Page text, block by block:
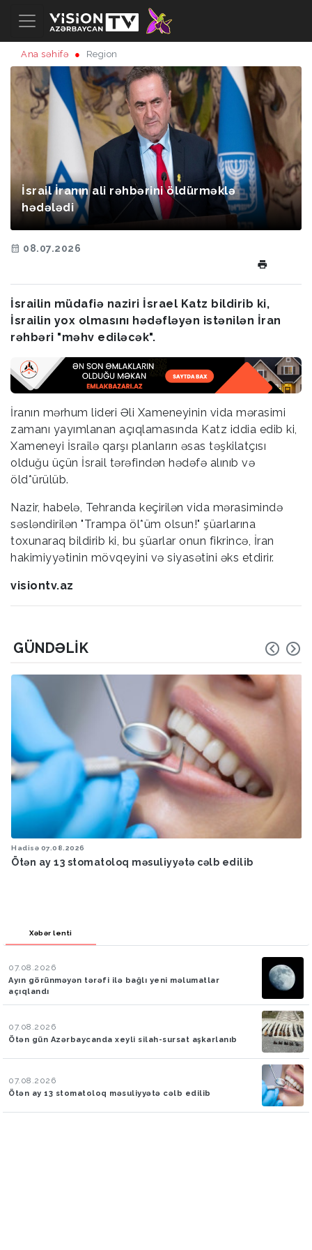
Ana səhifə Region
İsrail İranın ali rəhbərini öldürməklə
hədələdi
08.07.2026
İsrailin müdafiə naziri İsrael Katz bildirib ki,
İsrailin yox olmasını hədəfləyən istənilən İran
rəhbəri "məhv ediləcək".
İranın mərhum lideri Əli Xameneyinin vida mərasimi
zamanı yayımlanan açıqlamasında Katz iddia edib ki,
Xameneyi İsrailə qarşı planların əsas təşkilatçısı
olduğu üçün İsrail tərəfindən hədəfə alınıb və
öld*ürülüb.
Nazir, habelə, Tehranda keçirilən vida mərasimində
səsləndirilən "Trampa öl*üm olsun!" şüarlarına
toxunaraq bildirib ki, bu şüarlar onun fikrincə, İran
hakimiyyətinin mövqeyini və siyasətini əks etdirir.
visiontv.az
GÜNDƏLIK
Hadisə 07.08.2026
Ötən ay 13 stomatoloq məsuliyyətə cəlb edilib
Xəbər lenti
07.08.2026
Ayın görünməyən tərəfi ilə bağlı yeni məlumatlar
açıqlandı
07.08.2026
Ötən gün Azərbaycanda xeyli silah-sursat aşkarlanıb
07.08.2026
Ötən ay 13 stomatoloq məsuliyyətə cəlb edilib